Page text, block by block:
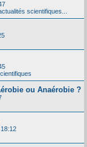
scientifiques...
ou Anaérobie ?